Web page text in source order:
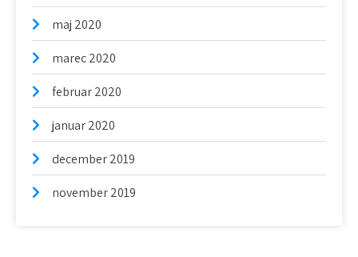
maj 2020
marec 2020
februar 2020
januar 2020
december 2019
november 2019